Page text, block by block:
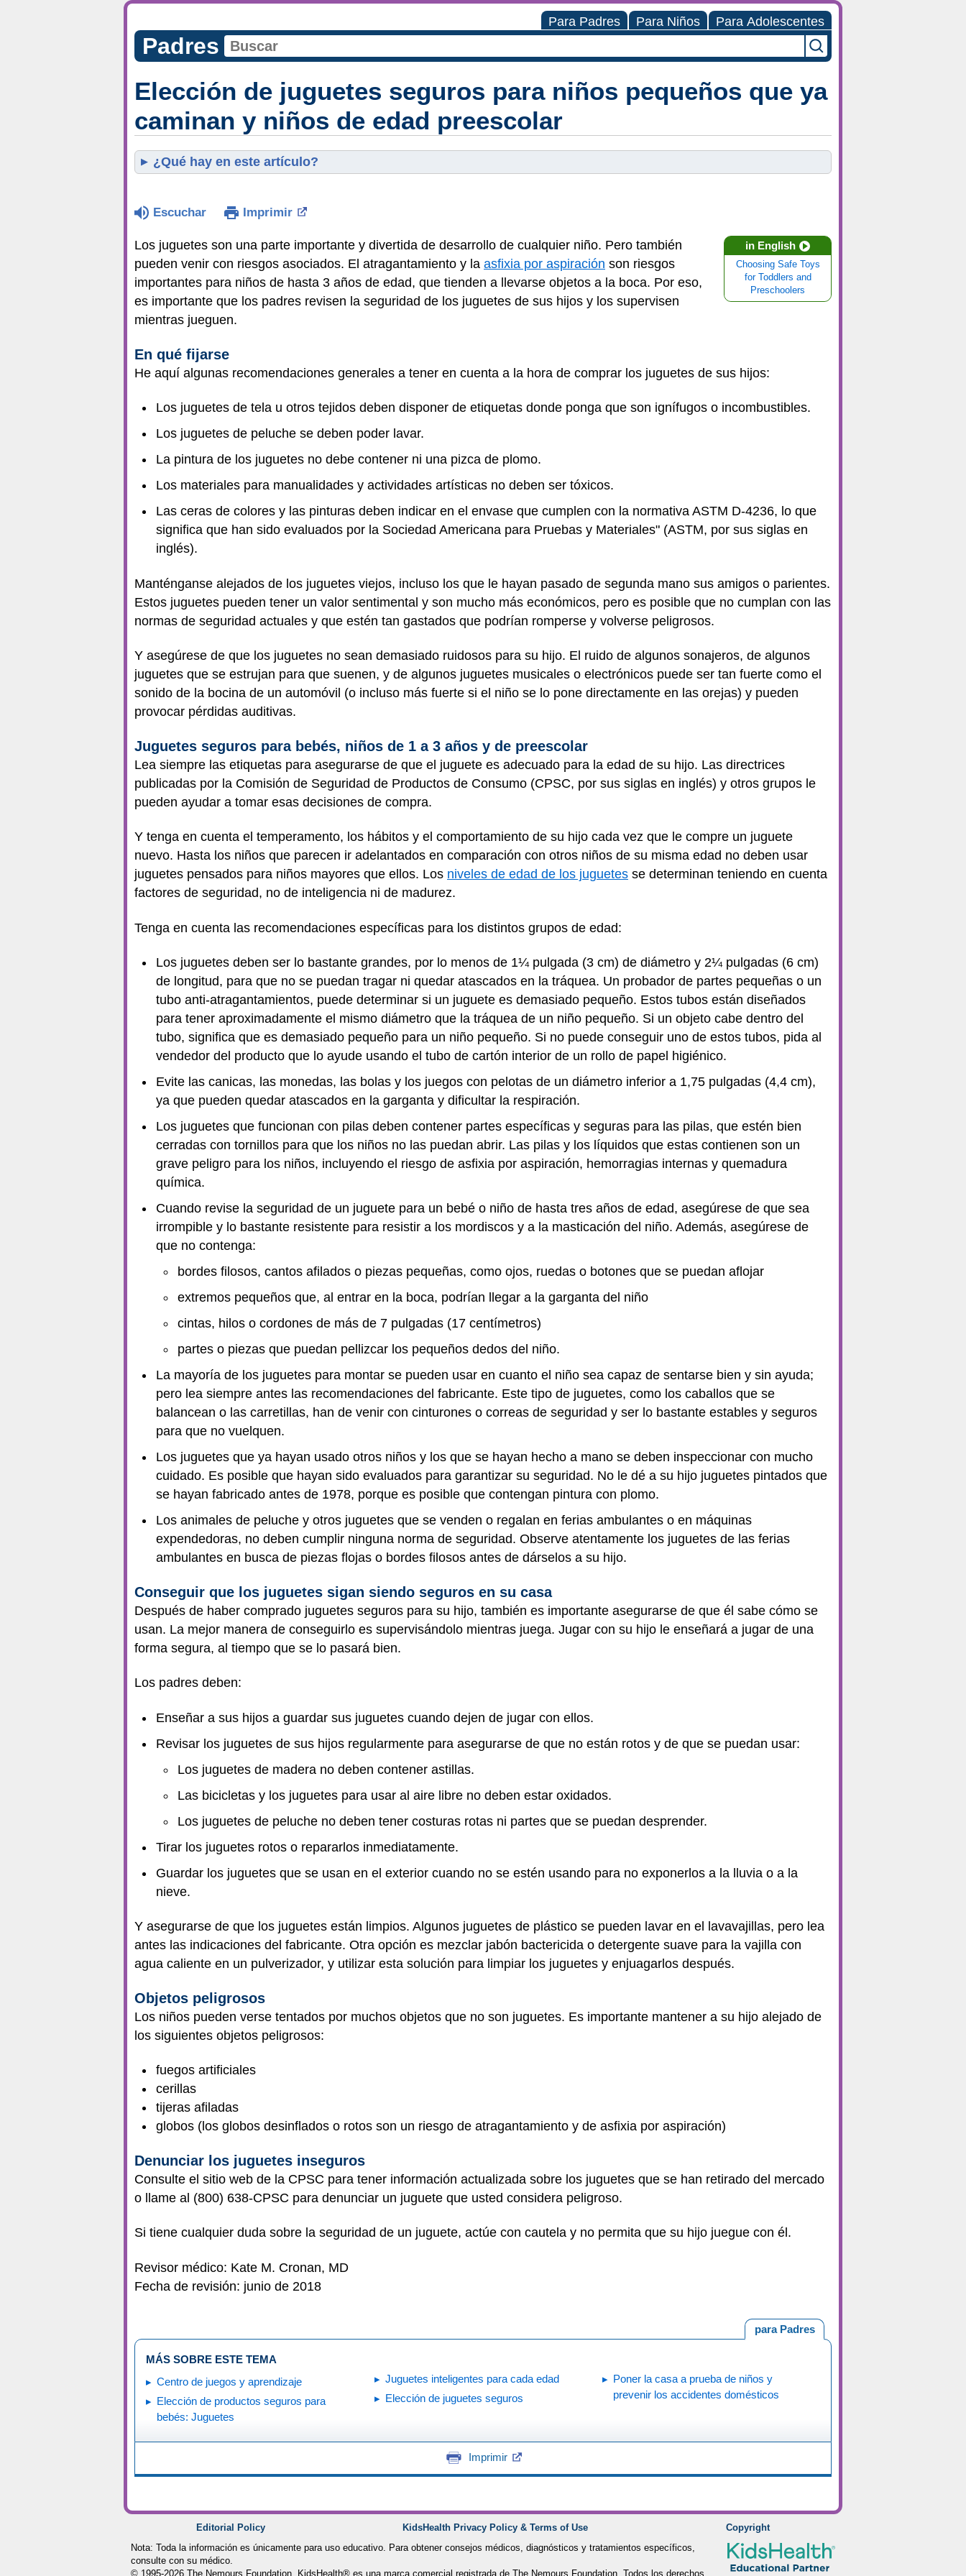
Para Padres Para Niños Para Adolescentes
Padres
Elección de juguetes seguros para niños pequeños que ya
caminan y niños de edad preescolar
¿Qué hay en este artículo?
Escuchar Imprimir
in English
Choosing Safe Toys
for Toddlers and
Preschoolers
Los juguetes son una parte importante y divertida de desarrollo de cualquier niño. Pero también
pueden venir con riesgos asociados. El atragantamiento y la asfixia por aspiración son riesgos
importantes para niños de hasta 3 años de edad, que tienden a llevarse objetos a la boca. Por eso,
es importante que los padres revisen la seguridad de los juguetes de sus hijos y los supervisen
mientras jueguen.
En qué fijarse
He aquí algunas recomendaciones generales a tener en cuenta a la hora de comprar los juguetes de sus hijos:
Los juguetes de tela u otros tejidos deben disponer de etiquetas donde ponga que son ignífugos o incombustibles.
Los juguetes de peluche se deben poder lavar.
La pintura de los juguetes no debe contener ni una pizca de plomo.
Los materiales para manualidades y actividades artísticas no deben ser tóxicos.
Las ceras de colores y las pinturas deben indicar en el envase que cumplen con la normativa ASTM D-4236, lo que
significa que han sido evaluados por la Sociedad Americana para Pruebas y Materiales" (ASTM, por sus siglas en
inglés).
Manténganse alejados de los juguetes viejos, incluso los que le hayan pasado de segunda mano sus amigos o parientes.
Estos juguetes pueden tener un valor sentimental y son mucho más económicos, pero es posible que no cumplan con las
normas de seguridad actuales y que estén tan gastados que podrían romperse y volverse peligrosos.
Y asegúrese de que los juguetes no sean demasiado ruidosos para su hijo. El ruido de algunos sonajeros, de algunos
juguetes que se estrujan para que suenen, y de algunos juguetes musicales o electrónicos puede ser tan fuerte como el
sonido de la bocina de un automóvil (o incluso más fuerte si el niño se lo pone directamente en las orejas) y pueden
provocar pérdidas auditivas.
Juguetes seguros para bebés, niños de 1 a 3 años y de preescolar
Lea siempre las etiquetas para asegurarse de que el juguete es adecuado para la edad de su hijo. Las directrices
publicadas por la Comisión de Seguridad de Productos de Consumo (CPSC, por sus siglas en inglés) y otros grupos le
pueden ayudar a tomar esas decisiones de compra.
Y tenga en cuenta el temperamento, los hábitos y el comportamiento de su hijo cada vez que le compre un juguete
nuevo. Hasta los niños que parecen ir adelantados en comparación con otros niños de su misma edad no deben usar
juguetes pensados para niños mayores que ellos. Los niveles de edad de los juguetes se determinan teniendo en cuenta
factores de seguridad, no de inteligencia ni de madurez.
Tenga en cuenta las recomendaciones específicas para los distintos grupos de edad:
Los juguetes deben ser lo bastante grandes, por lo menos de 1¼ pulgada (3 cm) de diámetro y 2¼ pulgadas (6 cm)
de longitud, para que no se puedan tragar ni quedar atascados en la tráquea. Un probador de partes pequeñas o un
tubo anti-atragantamientos, puede determinar si un juguete es demasiado pequeño. Estos tubos están diseñados
para tener aproximadamente el mismo diámetro que la tráquea de un niño pequeño. Si un objeto cabe dentro del
tubo, significa que es demasiado pequeño para un niño pequeño. Si no puede conseguir uno de estos tubos, pida al
vendedor del producto que lo ayude usando el tubo de cartón interior de un rollo de papel higiénico.
Evite las canicas, las monedas, las bolas y los juegos con pelotas de un diámetro inferior a 1,75 pulgadas (4,4 cm),
ya que pueden quedar atascados en la garganta y dificultar la respiración.
Los juguetes que funcionan con pilas deben contener partes específicas y seguras para las pilas, que estén bien
cerradas con tornillos para que los niños no las puedan abrir. Las pilas y los líquidos que estas contienen son un
grave peligro para los niños, incluyendo el riesgo de asfixia por aspiración, hemorragias internas y quemadura
química.
Cuando revise la seguridad de un juguete para un bebé o niño de hasta tres años de edad, asegúrese de que sea
irrompible y lo bastante resistente para resistir a los mordiscos y a la masticación del niño. Además, asegúrese de
que no contenga:
bordes filosos, cantos afilados o piezas pequeñas, como ojos, ruedas o botones que se puedan aflojar
extremos pequeños que, al entrar en la boca, podrían llegar a la garganta del niño
cintas, hilos o cordones de más de 7 pulgadas (17 centímetros)
partes o piezas que puedan pellizcar los pequeños dedos del niño.
La mayoría de los juguetes para montar se pueden usar en cuanto el niño sea capaz de sentarse bien y sin ayuda;
pero lea siempre antes las recomendaciones del fabricante. Este tipo de juguetes, como los caballos que se
balancean o las carretillas, han de venir con cinturones o correas de seguridad y ser lo bastante estables y seguros
para que no vuelquen.
Los juguetes que ya hayan usado otros niños y los que se hayan hecho a mano se deben inspeccionar con mucho
cuidado. Es posible que hayan sido evaluados para garantizar su seguridad. No le dé a su hijo juguetes pintados que
se hayan fabricado antes de 1978, porque es posible que contengan pintura con plomo.
Los animales de peluche y otros juguetes que se venden o regalan en ferias ambulantes o en máquinas
expendedoras, no deben cumplir ninguna norma de seguridad. Observe atentamente los juguetes de las ferias
ambulantes en busca de piezas flojas o bordes filosos antes de dárselos a su hijo.
Conseguir que los juguetes sigan siendo seguros en su casa
Después de haber comprado juguetes seguros para su hijo, también es importante asegurarse de que él sabe cómo se
usan. La mejor manera de conseguirlo es supervisándolo mientras juega. Jugar con su hijo le enseñará a jugar de una
forma segura, al tiempo que se lo pasará bien.
Los padres deben:
Enseñar a sus hijos a guardar sus juguetes cuando dejen de jugar con ellos.
Revisar los juguetes de sus hijos regularmente para asegurarse de que no están rotos y de que se puedan usar:
Los juguetes de madera no deben contener astillas.
Las bicicletas y los juguetes para usar al aire libre no deben estar oxidados.
Los juguetes de peluche no deben tener costuras rotas ni partes que se puedan desprender.
Tirar los juguetes rotos o repararlos inmediatamente.
Guardar los juguetes que se usan en el exterior cuando no se estén usando para no exponerlos a la lluvia o a la
nieve.
Y asegurarse de que los juguetes están limpios. Algunos juguetes de plástico se pueden lavar en el lavavajillas, pero lea
antes las indicaciones del fabricante. Otra opción es mezclar jabón bactericida o detergente suave para la vajilla con
agua caliente en un pulverizador, y utilizar esta solución para limpiar los juguetes y enjuagarlos después.
Objetos peligrosos
Los niños pueden verse tentados por muchos objetos que no son juguetes. Es importante mantener a su hijo alejado de
los siguientes objetos peligrosos:
fuegos artificiales
cerillas
tijeras afiladas
globos (los globos desinflados o rotos son un riesgo de atragantamiento y de asfixia por aspiración)
Denunciar los juguetes inseguros
Consulte el sitio web de la CPSC para tener información actualizada sobre los juguetes que se han retirado del mercado
o llame al (800) 638-CPSC para denunciar un juguete que usted considera peligroso.
Si tiene cualquier duda sobre la seguridad de un juguete, actúe con cautela y no permita que su hijo juegue con él.
Revisor médico: Kate M. Cronan, MD
Fecha de revisión: junio de 2018
para Padres
MÁS SOBRE ESTE TEMA
Centro de juegos y aprendizaje
Elección de productos seguros para
bebés: Juguetes
Juguetes inteligentes para cada edad
Elección de juguetes seguros
Poner la casa a prueba de niños y
prevenir los accidentes domésticos
Imprimir
Editorial Policy KidsHealth Privacy Policy & Terms of Use
Copyright
Nota: Toda la información es únicamente para uso educativo. Para obtener consejos médicos, diagnósticos y tratamientos específicos,
consulte con su médico.
© 1995-2026 The Nemours Foundation. KidsHealth® es una marca comercial registrada de The Nemours Foundation. Todos los derechos